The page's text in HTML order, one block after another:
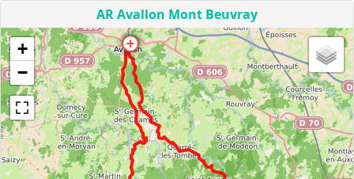
AR Avallon Mont Beuvray
+
−